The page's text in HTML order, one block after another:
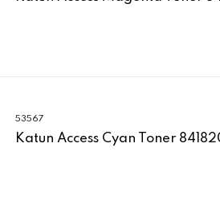
53567
Katun Access Cyan Toner